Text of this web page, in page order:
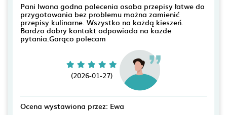
Pani Iwona godna polecenia osoba przepisy łatwe do
przygotowania bez problemu można zamienić
przepisy kulinarne. Wszystko na każdą kieszeń.
Bardzo dobry kontakt odpowiada na każde
pytania.Gorąco polecam
(2026-01-27)
Ocena wystawiona przez: Ewa